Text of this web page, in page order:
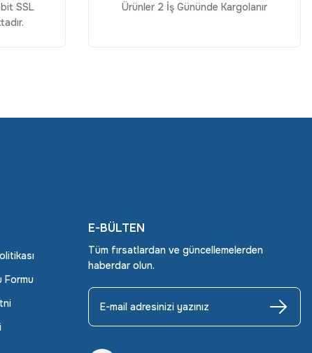
SSL
Ürünler 2 İş Gününde Kargolanır
Formu
E-BÜLTEN
Tüm fırsatlardan ve güncellemelerden
haberdar olun.